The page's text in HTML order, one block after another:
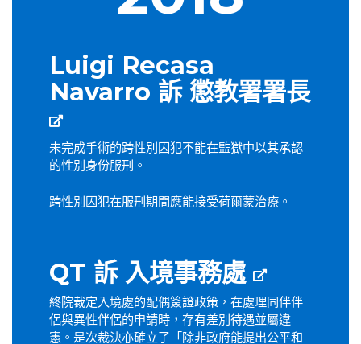
Luigi Recasa
Navarro 訴 懲教署署長
未完成手術的跨性別囚犯不能在監獄中以其承認
的性別身份服刑。
跨性別囚犯在服刑期間應能接受荷爾蒙治療。
QT 訴 入境事務處
終院裁定入境處的配偶簽證政策，在處理同伴伴
侶與異性伴侶的申請時，存有差別待遇並屬違
憲。是次裁決亦確立了「除非政府能提出公平和